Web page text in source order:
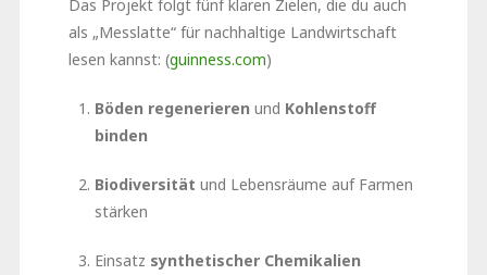
Das Projekt folgt fünf klaren Zielen, die du auch
als „Messlatte“ für nachhaltige Landwirtschaft
lesen kannst: (guinness.com)
Böden regenerieren und Kohlenstoff
binden
Biodiversität und Lebensräume auf Farmen
stärken
Einsatz synthetischer Chemikalien